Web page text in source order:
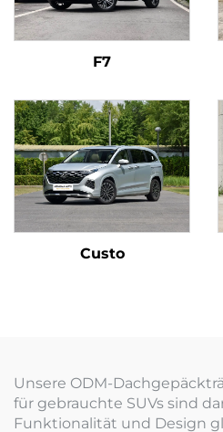
F7
Custo
Unsere ODM-
für gebrauchte SUVs sind
Funktionalität und Design